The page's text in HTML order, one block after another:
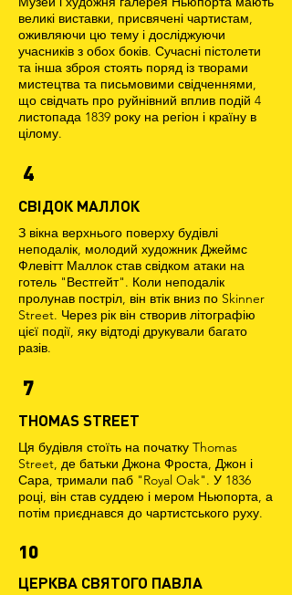
великі виставки, присвячені чартистам,
оживляючи цю тему і досліджуючи
учасників з обох боків. Сучасні пістолети
та інша зброя стоять поряд із творами
мистецтва та письмовими свідченнями,
що свідчать про руйнівний вплив подій 4
листопада 1839 року на регіон і країну в
цілому.
4
СВІДОК МАЛЛОК
З вікна верхнього поверху будівлі
неподалік, молодий художник Джеймс
Флевітт Маллок став свідком атаки на
готель "Вестгейт". Коли неподалік
пролунав постріл, він втік вниз по Skinner
Street. Через рік він створив літографію
цієї події, яку відтоді друкували багато
разів.
7
THOMAS STREET
Ця будівля стоїть на початку Thomas
Street, де батьки Джона Фроста, Джон і
Сара, тримали паб "Royal Oak". У 1836
році, він став суддею і мером Ньюпорта, а
потім приєднався до чартистського руху.
10
ЦЕРКВА СВЯТОГО ПАВЛА